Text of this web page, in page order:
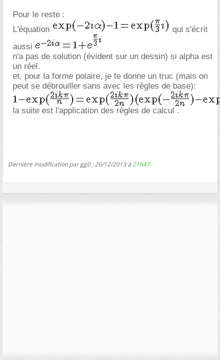
Pour le reste :
L'équation
qui s'écrit
aussi
n'a pas de solution (évident sur un dessin) si alpha est
un réel.
et, pour la forme polaire, je te donne un truc (mais on
peut se débrouiller sans avec les règles de base):
la suite est l'application des règles de calcul .
Dernière modification par gg0 ; 26/12/2013 à21h47.